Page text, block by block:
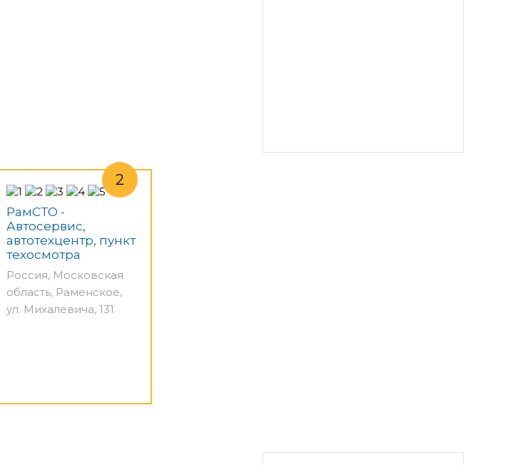
РамСТО -
Автосервис,
автотехцентр, пункт
техосмотра
Россия, Московская
область, Раменское,
ул. Михалевича, 131